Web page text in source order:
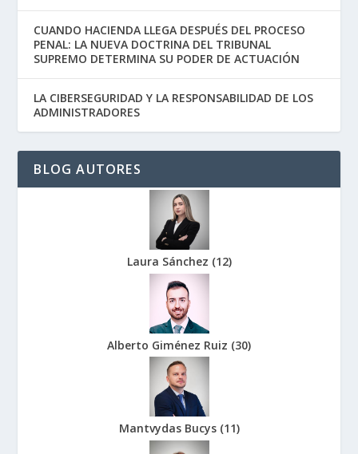
CUANDO HACIENDA LLEGA DESPUÉS DEL PROCESO
PENAL: LA NUEVA DOCTRINA DEL TRIBUNAL
SUPREMO DETERMINA SU PODER DE ACTUACIÓN
LA CIBERSEGURIDAD Y LA RESPONSABILIDAD DE LOS
ADMINISTRADORES
BLOG AUTORES
Laura Sánchez (12)
Alberto Giménez Ruiz (30)
Mantvydas Bucys (11)